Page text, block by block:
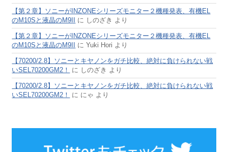
【第２章】ソニーがINZONEシリーズモニター２機種発表、有機EL
のM10Sと液晶のM9II
に しのざき より
【第２章】ソニーがINZONEシリーズモニター２機種発表、有機EL
のM10Sと液晶のM9II
にYuki Hori より
【70200/2.8】ソニーとキヤノンをガチ比較、絶対に負けられない戦
いSEL70200GM2！
に しのざき より
【70200/2.8】ソニーとキヤノンをガチ比較、絶対に負けられない戦
いSEL70200GM2！
に にゃ より